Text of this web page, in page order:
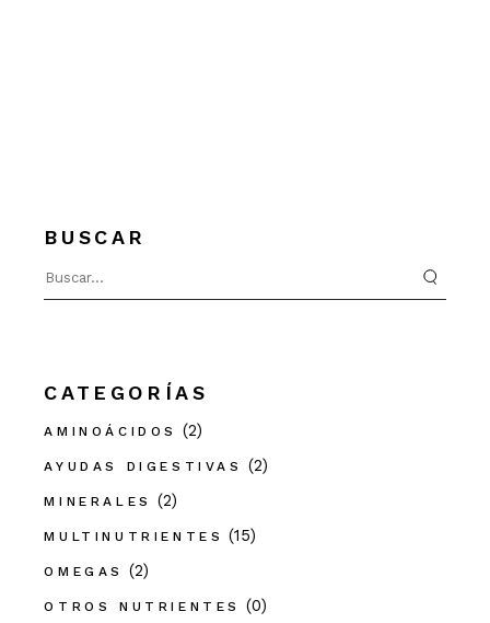
BUSCAR
for:
CATEGORÍAS
AMINOÁCIDOS (2)
AYUDAS DIGESTIVAS (2)
MINERALES (2)
MULTINUTRIENTES (15)
OMEGAS (2)
OTROS NUTRIENTES (0)